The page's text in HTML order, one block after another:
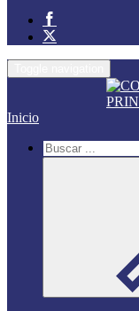
Inicio